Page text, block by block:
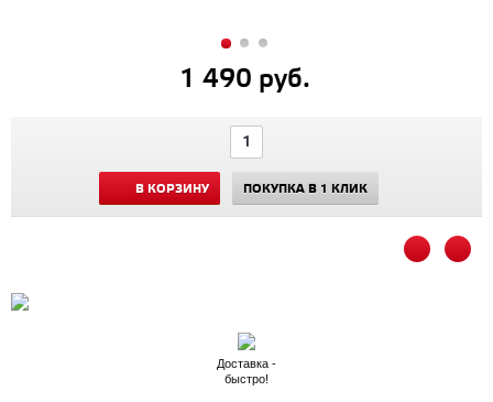
1 490 руб.
В КОРЗИНУ ПОКУПКА В 1 КЛИК
Доставка -
быстро!